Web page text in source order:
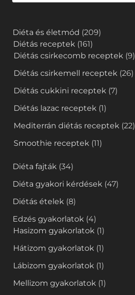
Diéta és életmód (209)
Diétás receptek (161)
Diétás csirkecomb receptek (9)
Diétás csirkemell receptek (26)
Diétás cukkini receptek (7)
Diétás lazac receptek (1)
Mediterrán diétás receptek (22)
Smoothie receptek (11)
Diéta fajták (34)
Diéta gyakori kérdések (47)
Diétás ételek (8)
Edzés gyakorlatok (4)
Hasizom gyakorlatok (1)
Hátizom gyakorlatok (1)
Lábizom gyakorlatok (1)
Mellizom gyakorlatok (1)